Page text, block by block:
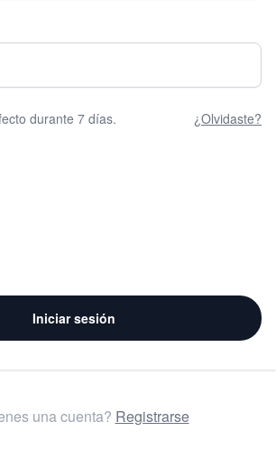
durante 7 días. ¿Olvidaste?
Iniciar sesión
una cuenta? Registrarse